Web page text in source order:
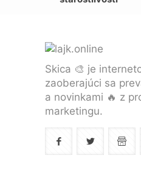
Skica 🎨 je
zaoberajúci sa
a novinkami 🔥 z
marketingu.